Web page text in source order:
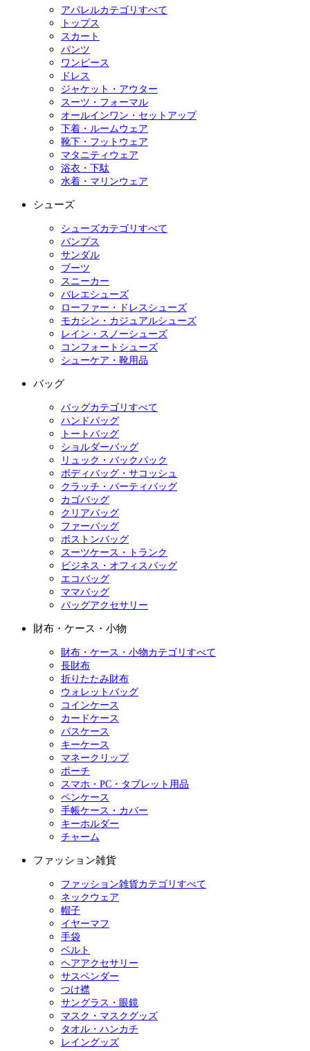
アパレルカテゴリすべて
トップス
スカート
パンツ
ワンピース
ドレス
ジャケット・アウター
スーツ・フォーマル
オールインワン・セットアップ
下着・ルームウェア
靴下・フットウェア
マタニティウェア
浴衣・下駄
水着・マリンウェア
シューズ
シューズカテゴリすべて
パンプス
サンダル
ブーツ
スニーカー
バレエシューズ
ローファー・ドレスシューズ
モカシン・カジュアルシューズ
レイン・スノーシューズ
コンフォートシューズ
シューケア・靴用品
バッグ
バッグカテゴリすべて
ハンドバッグ
トートバッグ
ショルダーバッグ
リュック・バックパック
ボディバッグ・サコッシュ
クラッチ・パーティバッグ
カゴバッグ
クリアバッグ
ファーバッグ
ボストンバッグ
スーツケース・トランク
ビジネス・オフィスバッグ
エコバッグ
ママバッグ
バッグアクセサリー
財布・ケース・小物
財布・ケース・小物カテゴリすべて
長財布
折りたたみ財布
ウォレットバッグ
コインケース
カードケース
パスケース
キーケース
マネークリップ
ポーチ
スマホ・PC・タブレット用品
ペンケース
手帳ケース・カバー
キーホルダー
チャーム
ファッション雑貨
ファッション雑貨カテゴリすべて
ネックウェア
帽子
イヤーマフ
手袋
ベルト
ヘアアクセサリー
サスペンダー
つけ襟
サングラス・眼鏡
マスク・マスクグッズ
タオル・ハンカチ
レイングッズ